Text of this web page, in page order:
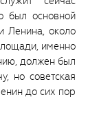
был основной
Ленина, около
именно
должен был
но советская
до сих пор